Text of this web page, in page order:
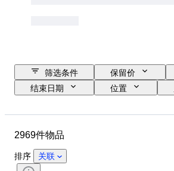
筛选条件 保留价
结束日期
位置
状态
带配件
物品尺寸
2969件物品
排序 关联